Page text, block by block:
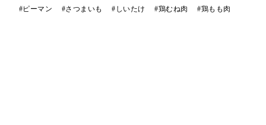
#ピーマン #さつまいも # しいたけ #鶏むね肉 #鶏もも肉